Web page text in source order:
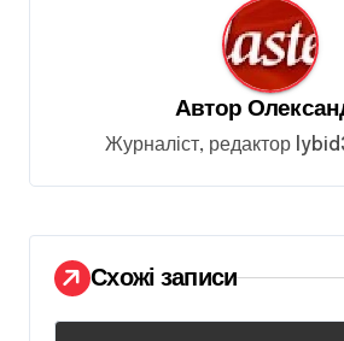
и
і
в
Автор
Журналіст, редактор
Схожі записи